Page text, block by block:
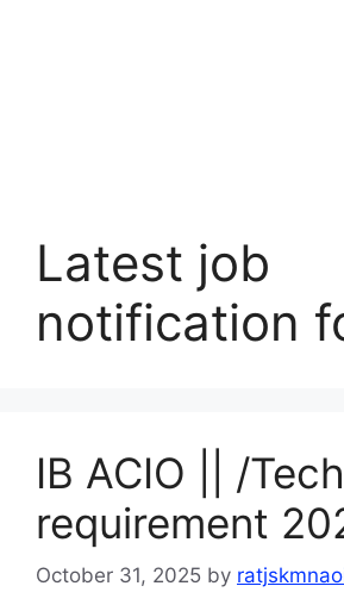
Latest job
notification
IB ACIO || /Tech
requirement
October 31, 2025 by